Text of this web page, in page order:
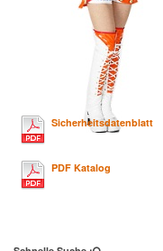
Sicherheitsdatenblatt
PDF Katalog